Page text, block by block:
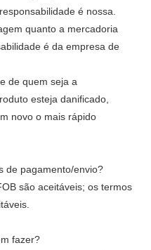
é nossa.
quanto a mercadoria
é da empresa de
de quem seja a
esteja danificado,
novo o mais rápido
de pagamento/envio?
são aceitáveis; os termos
fazer?